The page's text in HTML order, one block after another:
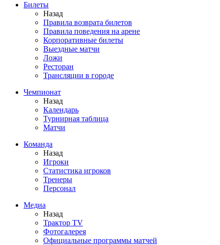
Билеты
Назад
Правила возврата билетов
Правила поведения на арене
Корпоративные билеты
Выездные матчи
Ложи
Ресторан
Трансляции в городе
Чемпионат
Назад
Календарь
Турнирная таблица
Матчи
Команда
Назад
Игроки
Статистика игроков
Тренеры
Персонал
Медиа
Назад
Трактор TV
Фотогалерея
Официальные программы матчей